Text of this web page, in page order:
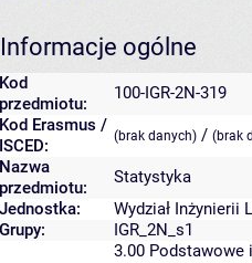
Informacje ogólne
Kod
przedmiotu:
100-IGR-2N-319
Kod Erasmus /
ISCED:
(brak danych) / (brak
Nazwa
przedmiotu:
Statystyka
Jednostka:
Wydział Inżynierii
Grupy:
IGR_2N_s1
3.00 Podstawowe